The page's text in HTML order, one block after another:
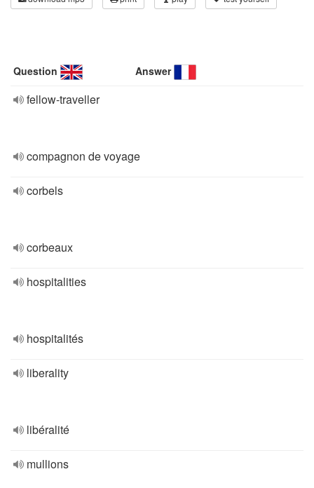
Question Answer
fellow-traveller
compagnon de voyage
corbels
corbeaux
hospitalities
hospitalités
liberality
libéralité
mullions